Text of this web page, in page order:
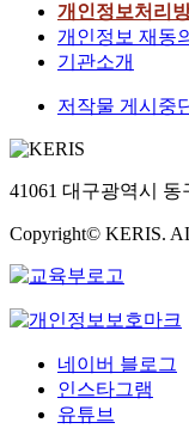
개인정보처리
개인정보 재동
기관소개
저작물 게시중
41061 대구광역시 동
Copyright© KERIS.
네이버 블로그
인스타그램
유튜브